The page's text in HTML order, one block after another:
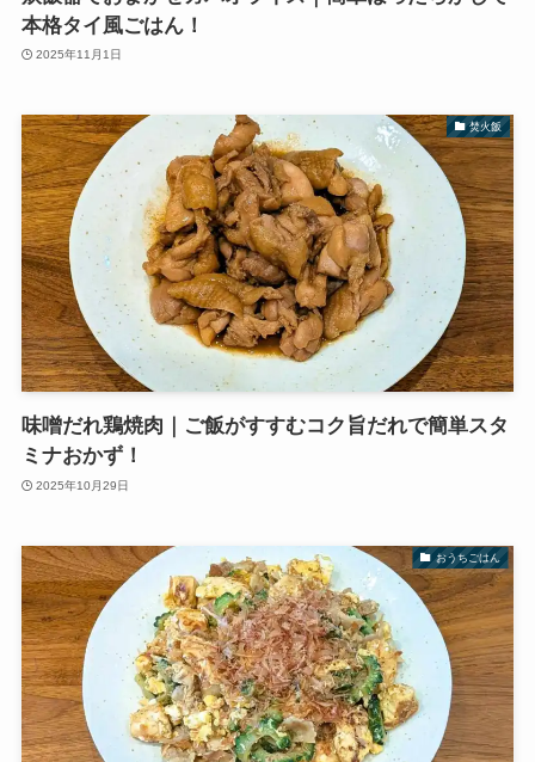
本格タイ風ごはん！
2025年11月1日
焚火飯
味噌だれ鶏焼肉｜ご飯がすすむコク旨だれで簡単スタ
ミナおかず！
2025年10月29日
おうちごはん